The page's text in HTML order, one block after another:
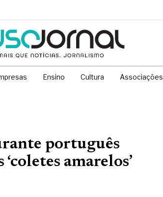
Ensino Cultura Associações
português
amarelos’